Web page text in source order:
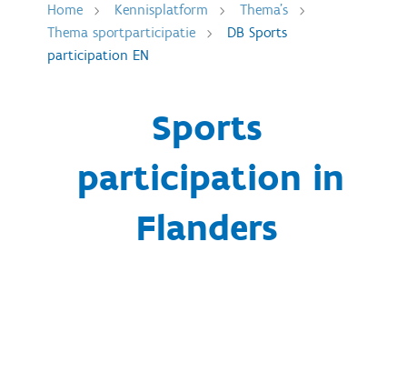
Home Kennisplatform
Thema's
Thema sportparticipatie
DB Sports
participation EN
Sports
participation in
Flanders